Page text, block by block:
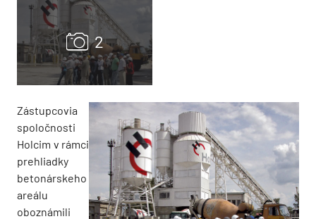
Zástupcovia
spoločnosti
Holcim v rámci
prehliadky
betonárskeho
areálu
oboznámili